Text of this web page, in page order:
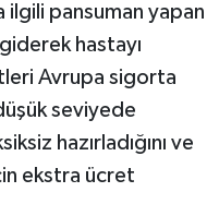
ilgili pansuman yapan
hastayı
Avrupa sigorta
seviyede
hazırladığını ve
ekstra ücret